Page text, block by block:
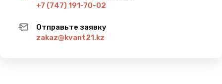
+7 (747) 191-70-02
Отправьте заявку
zakaz@kvant21.kz